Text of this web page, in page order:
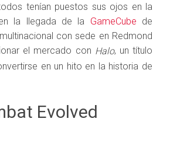
tenían puestos sus ojos en la
la llegada de la GameCube de
con sede en Redmond
el mercado con Halo, un título
en un hito en la historia de
Evolved